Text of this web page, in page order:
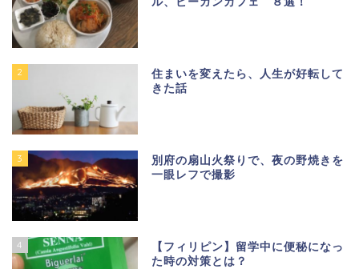
2
住まいを変えたら、人生が好転して
きた話
3
別府の扇山火祭りで、夜の野焼きを
一眼レフで撮影
4
【フィリピン】留学中に便秘になっ
た時の対策とは？